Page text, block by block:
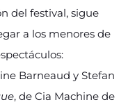
del festival, sigue
a los menores de
Barneaud y Stefan
, de Cia Machine de